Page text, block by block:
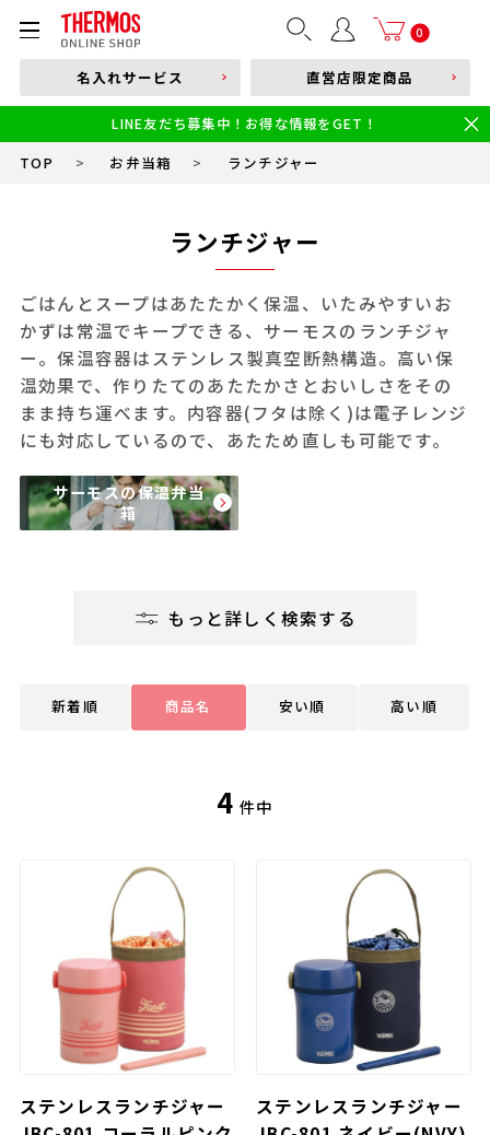
0
部品購入はこちら
本体品番やキーワードを入力
食洗機対応 新製品
幼児・園児向け水筒
小学生 低・中学年向け水筒
小学生 中・高学年向け水筒
名入れサービス 直営店限定商品
LINE友だち募集中！お得な情報をGET！
TOP > お弁当箱 > ランチジャー
ランチジャー
ごはんとスープはあたたかく保温、いたみやすいお
かずは常温でキープできる、サーモスのランチジャ
ー。保温容器はステンレス製真空断熱構造。高い保
温効果で、作りたてのあたたかさとおいしさをその
まま持ち運べます。内容器(フタは除く)は電子レンジ
にも対応しているので、あたため直しも可能です。
サーモスの保温弁当
箱
もっと詳しく検索する
新着順 商品名 安い順 高い順
4 件中
ステンレスランチジャー
ステンレスランチジャー